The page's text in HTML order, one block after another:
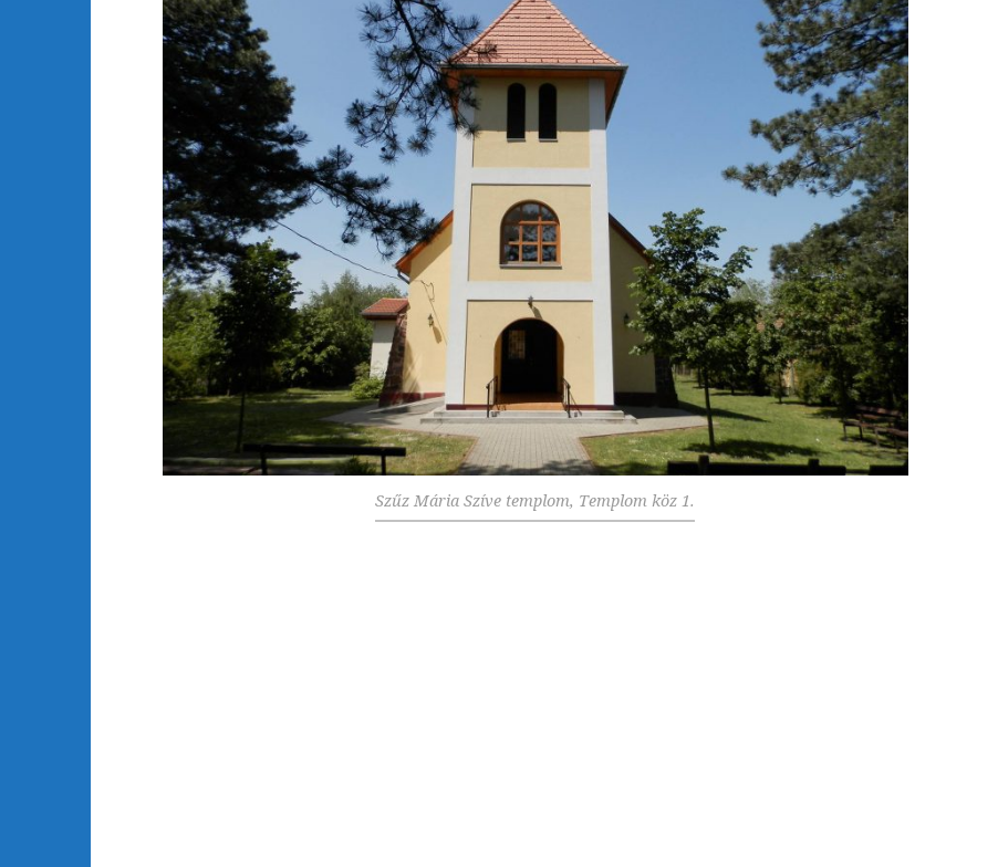
Szűz Mária Szíve templom, Templom köz 1.